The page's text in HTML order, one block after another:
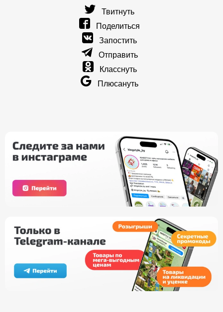
Твитнуть
Поделиться
Запостить
Отправить
Класснуть
Плюсануть